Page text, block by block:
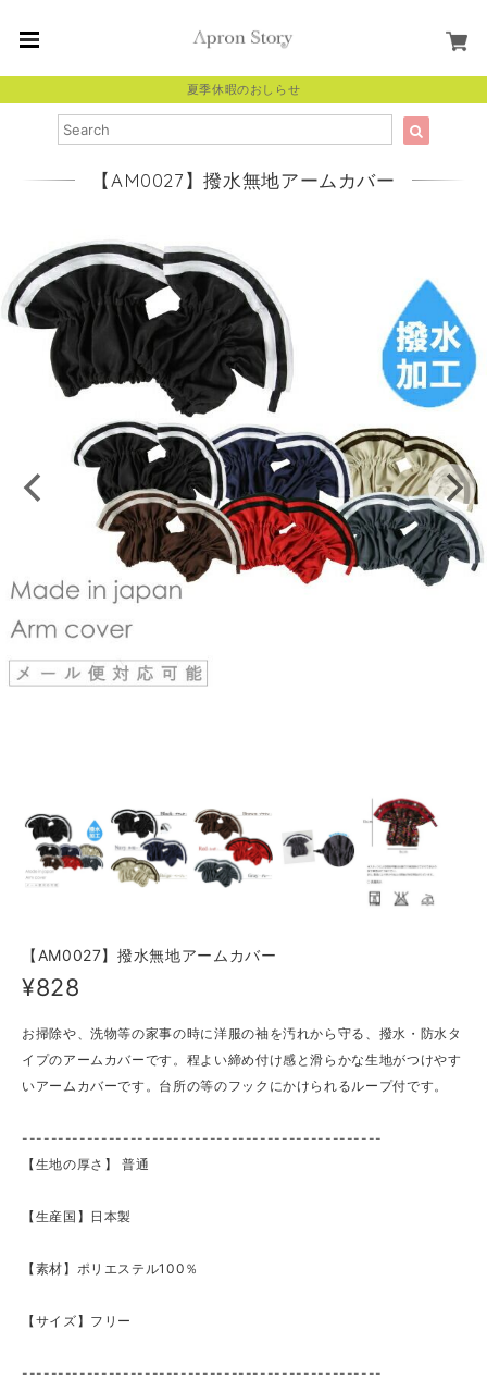
夏季休暇のおしらせ
【AM0027】撥水無地アームカバー
【AM0027】撥水無地アームカバー
¥828
お掃除や、洗物等の家事の時に洋服の袖を汚れから守る、撥水・防水タ
イプのアームカバーです。程よい締め付け感と滑らかな生地がつけやす
いアームカバーです。台所の等のフックにかけられるループ付です。
--------------------------------------------------
【生地の厚さ】 ​普通
【生産国】日本製
【素材】ポリエステル100％
【サイズ】フリー
--------------------------------------------------